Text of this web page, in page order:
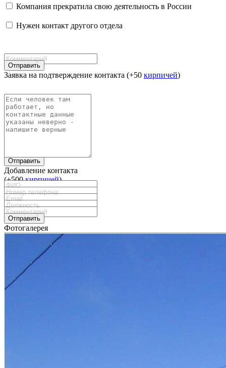
Компания прекратила свою деятельность в России
Нужен контакт другого отдела
Отправить
Заявка на подтверждение контакта (+50 кирпичей)
Отправить
Добавление контакта
(+500кирпичей)
Отправить
Фотогалерея